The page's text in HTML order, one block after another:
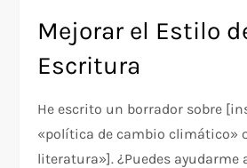
Mejorar el Estilo
Escritura
He escrito un borrador sobre
«política de cambio climático»
literatura»]. ¿Puedes ayudarme